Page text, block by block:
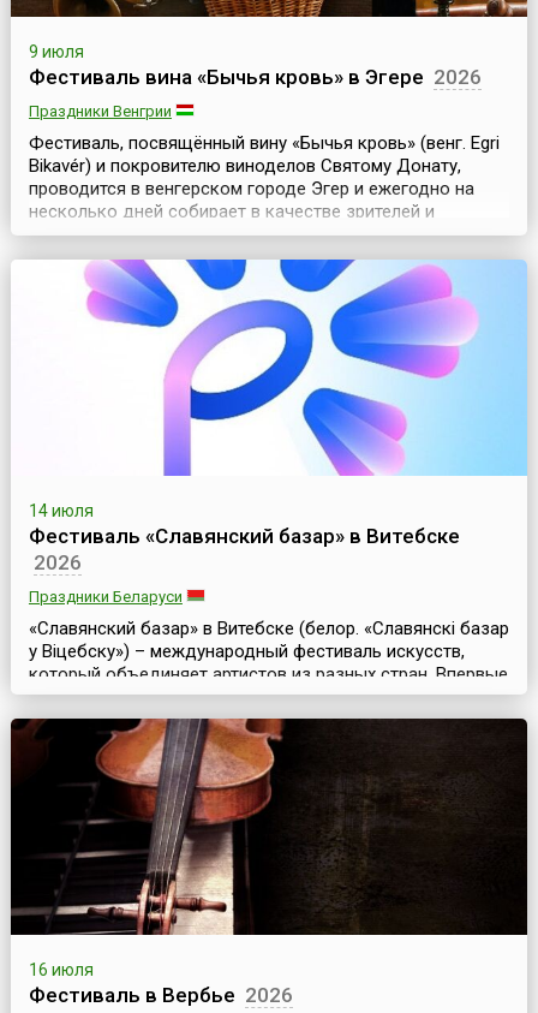
9 июля
Фестиваль вина «Бычья кровь» в Эгере 2026
Праздники Венгрии
Фестиваль, посвящённый вину «Бычья кровь» (венг. Egri
Bikavér) и покровителю виноделов Святому Донату,
проводится в венгерском городе Эгер и ежегодно на
несколько дней собирает в качестве зрителей и
участников не одну сотню тысяч туристов.По одной из
легенд, название знаменитого венгерского красного
вина «Бычья кровь» связано со временами турецкого
господства. При турецкой осаде Эгерской крепо...
14 июля
Фестиваль «Славянский базар» в Витебске
2026
Праздники Беларуси
«Славянский базар» в Витебске (белор. «Славянскі базар
у Віцебску») – международный фестиваль искусств,
который объединяет артистов из разных стран. Впервые
он прошел в июле 1992 года. Уже тогда мероприятие
собрало более тысячи участников. И с тех пор
фестиваль проходит ежегодно, собирая с каждым
годом все больше участников.Это совместный проект
Белоруссии, России и Украины. Основная цель фест...
16 июля
Фестиваль в Вербье 2026